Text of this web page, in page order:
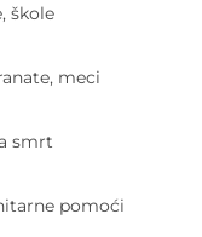
škole
meci
smrt
pomoći